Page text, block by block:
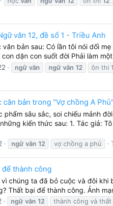
văn 12, đề số 1 - Triều Anh
bản sau: Có lần tôi nói dối
dặn con suốt đời Phải làm
ngữ văn ngữ văn 12 ôn thi
căn bản trong "Vợ chồng A Phủ"
phẩm sâu sắc, soi chiếu mảnh
kiến thức sau: 1. Tác giả:
ngữ văn 12 vợ chồng a phủ
để thành công
chúng ta đã bỏ cuộc và đôi
Thất bại để thành công. Ảnh
ngữ văn 12 thành công và thất